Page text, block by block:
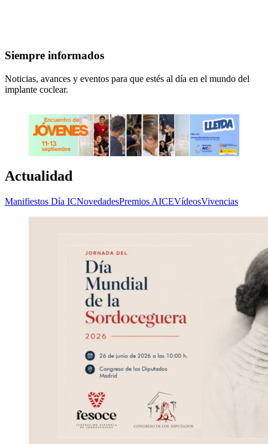
Siempre informados
Noticias, avances y eventos para que estés al día en el mundo del
implante coclear.
Actualidad
Manifiestos Día ICNovedadesPremios AICEVídeosVivencias